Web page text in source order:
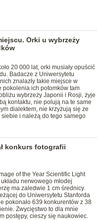
Orki u wybrzeży
20 000 lat, orki musiały opuścić
Badacze z Uniwersytetu
znalazły takie miejsce w
ich potomków tam
wybrzeży Japonii i Rosji, żyje
kontaktu, nie polują na te same
dialektem, nie krzyżują się ze
i należą do tego samego
konkurs fotografii
of the Year Scientific Light
nerwowego młodej
ma zaledwie 1 cm średnicy.
do Uniwersytetu Stanforda
pokonało 639 konkurentów z 38
Zwycięstwo to dla mnie
postępy, cieszy się naukowiec.